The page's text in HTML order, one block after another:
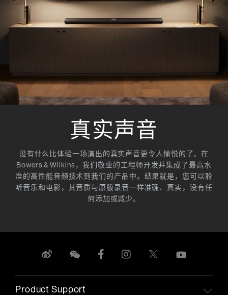
真实声音
没有什么比体验一场演出的真实声音更令人愉悦的了。在
Bowers & Wilkins，我们敬业的工程师开发并集成了最高水
准的高性能音频技术到我们的产品中。结果就是，您可以聆
听音乐和电影，其音质与原版录音一样准确、真实，没有任
何添加或减少。
Product Support